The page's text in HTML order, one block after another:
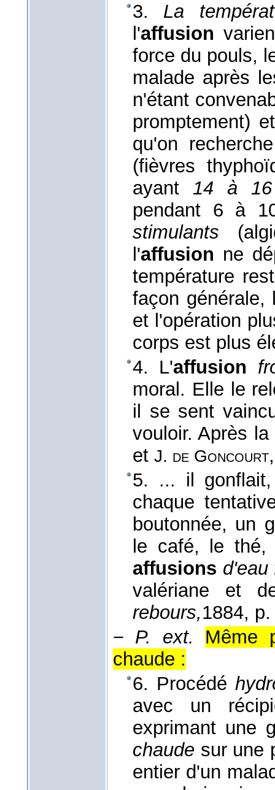
3. La
l'affusion
force du pouls,
malade après
n'étant
promptement)
qu'on
(fièvres
ayant 14 à 16
pendant 6 à
stimulants
l'affusion ne
température
façon générale,
et l'opération
corps est plus
4. L'affusion
moral. Elle le
il se sent
vouloir. Après
et J. de Goncourt
5. ... il
chaque
boutonnée, un
le café, le thé,
affusions d'eau
valériane et
rebours,1884, p.
− P. ext.
Même
chaude :
6. Procédé
avec un
exprimant une
chaude sur une
entier d'un